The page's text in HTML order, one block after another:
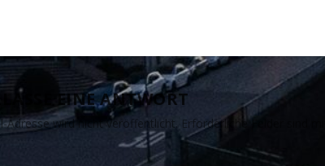
EINE ANTWORT
Adresse wird nicht veröffentlicht. Erforderliche Felder sind mit